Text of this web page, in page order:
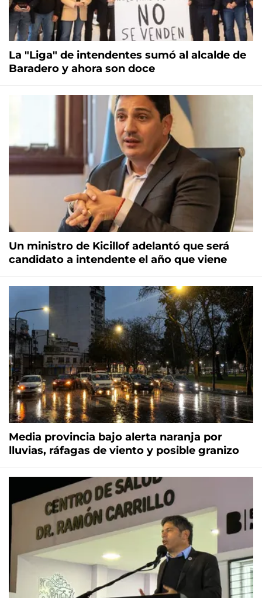
La "Liga" de intendentes sumó al alcalde de
Baradero y ahora son doce
Un ministro de Kicillof adelantó que será
candidato a intendente el año que viene
Media provincia bajo alerta naranja por
lluvias, ráfagas de viento y posible granizo